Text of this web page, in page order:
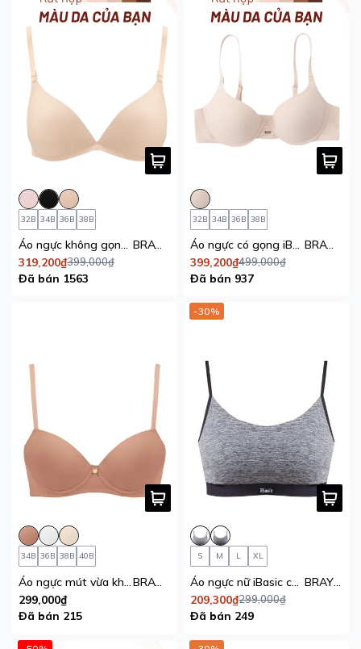
32B 34B 36B 38B
Áo ngực không gọng mút mỏng vải thoáng khí Tshirt iBasic
BRAW086
319,200₫399,000₫
Đã bán 1563
32B 34B 36B 38B
Áo ngực có gọng iBasic mút vừa mặc áo dài cup T_Shirt
BRAW120
399,200₫499,000₫
Đã bán 937
34B 36B 38B 40B
Áo ngực mút vừa không gọng cúp demi iBasic
BRAW158
299,000₫
Đã bán 215
-30%
S M L XL
Áo ngực nữ iBasic cami không gọng mút mỏng thun lạnh thoáng khí Young & Free
BRAY106
209,300₫299,000₫
Đã bán 249